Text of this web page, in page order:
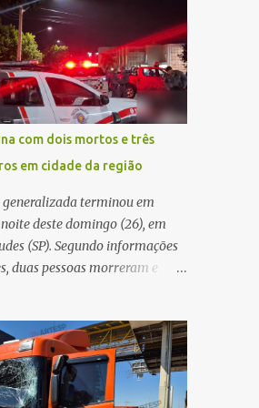
possível à população. Essa
respaldo tanto na teoria
colidindo na traseira de um
Segundo relato da condutora
trânsito estava lento e
devido a obras realizadas na
em que ocorreu o
a violência da colisão, o
foi arremessado ao solo.
relataram que o capacete teria
durante o acidente. O jovem
gravíssimos e morreu
Equipes de resgate e de
da concessionária responsável
No entanto, o óbito foi
no local do acidente. A
Rodoviária compareceu para
ocorrência...
com dois mortos e três
em cidade da região
terminou em
deste domingo (26), em
(SP). Segundo informações
duas pessoas morreram e
aconteceu por volta das
da Avenida João Vitte. De
primeiras informações, a
começado dentro do